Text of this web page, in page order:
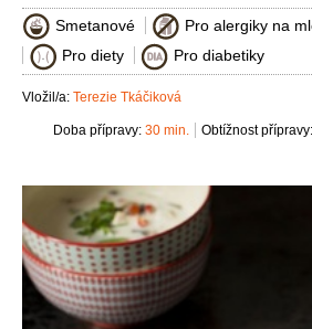
Smetanové Pro alergiky na
Pro diety
Pro diabetiky
Vložil/a: Terezie Tkáčiková
Obtížnost přípravy:
Doba přípravy: 30 min.